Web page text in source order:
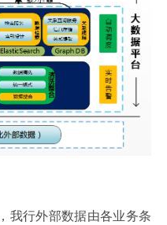
我行外部数据由各业务条